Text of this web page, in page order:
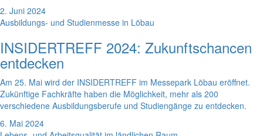
2. Juni 2024
Ausbildungs- und Studienmesse in Löbau
INSIDERTREFF 2024: Zukunftschancen
entdecken
Am 25. Mai wird der INSIDERTREFF im Messepark Löbau eröffnet.
Zukünftige Fachkräfte haben die Möglichkeit, mehr als 200
verschiedene Ausbildungsberufe und Studiengänge zu entdecken.
6. Mai 2024